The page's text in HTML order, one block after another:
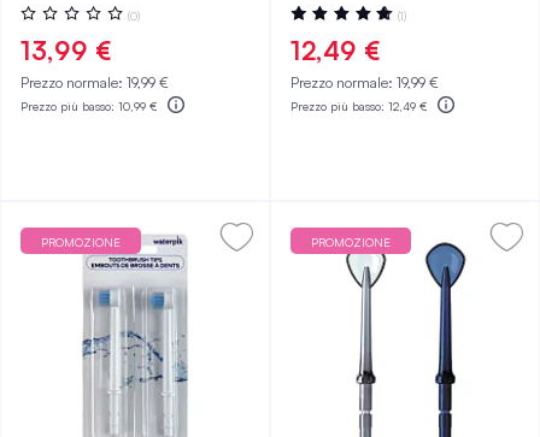
Valutazione:
0%
(0)
13,99 €
Prezzo normale: 19,99 €
Prezzo più basso: 10,99 €
Valutazione:
100%
(1)
12,49 €
Prezzo normale: 19,99 €
Prezzo più basso: 12,49 €
PROMOZIONE PROMOZIONE